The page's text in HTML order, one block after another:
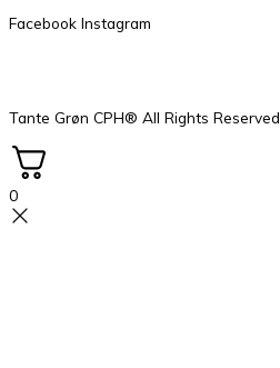
Facebook Instagram
Tante Grøn CPH® All Rights Reserved
0